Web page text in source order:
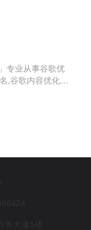
专业从事谷歌优
,谷歌内容优化技